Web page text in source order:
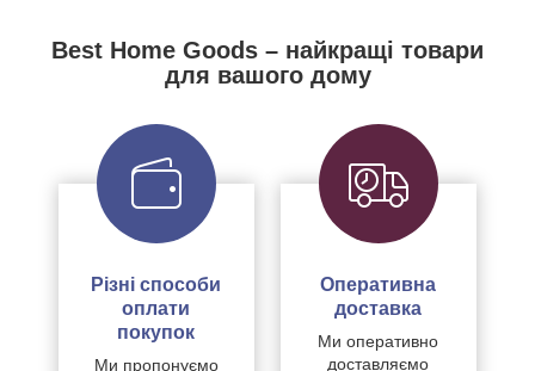
Best Home Goods – найкращі товари
для вашого дому
Різні способи
оплати
покупок
Ми пропонуємо
Оперативна
доставка
Ми оперативно
доставляємо